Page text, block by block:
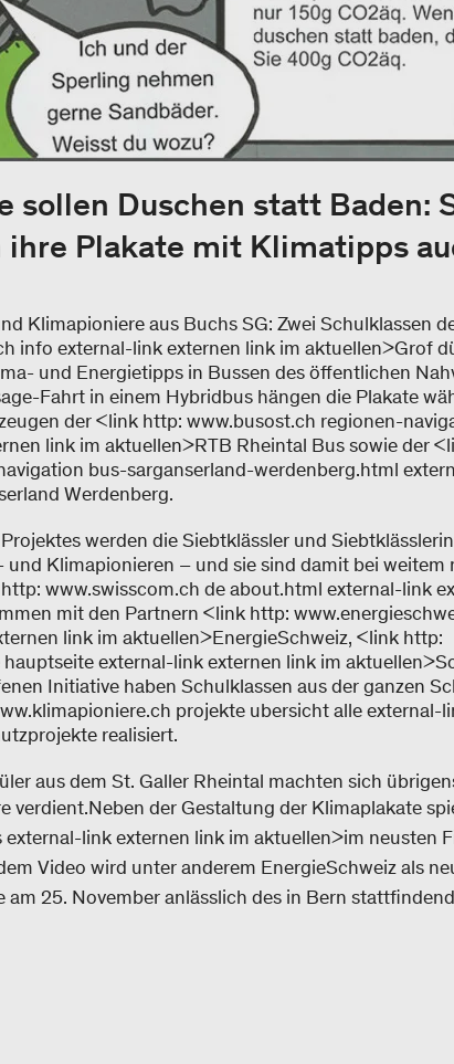
sollen Duschen statt Baden:
ihre Plakate mit Klimatipps
Klimapioniere aus Buchs SG: Zwei Schulklassen
info external-link externen link im aktuellen>Grof
und Energietipps in Bussen des öffentlichen
Fahrt in einem Hybridbus hängen die Plakate
der <link http: www.busost.ch regionen-
link im aktuellen>RTB Rheintal Bus sowie der
bus-sarganserland-werdenberg.html
Werdenberg.
werden die Siebtklässler und
und Klimapionieren – und sie sind damit bei weitem
www.swisscom.ch de about.html external-link
mit den Partnern <link http:
link im aktuellen>EnergieSchweiz, <link http:
external-link externen link im
Initiative haben Schulklassen aus der ganzen
projekte ubersicht alle external-
realisiert.
aus dem St. Galler Rheintal machten sich
verdient.Neben der Gestaltung der Klimaplakate
link externen link im aktuellen>im neusten
Video wird unter anderem EnergieSchweiz als
am 25. November anlässlich des in Bern